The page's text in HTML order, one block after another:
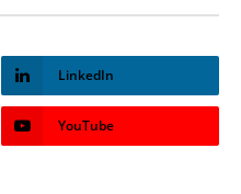
LinkedIn
YouTube